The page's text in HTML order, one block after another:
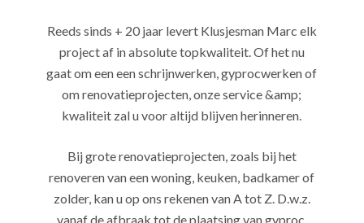
Reeds sinds + 20 jaar levert Klusjesman Marc elk
project af in absolute topkwaliteit. Of het nu
gaat om een een schrijnwerken, gyprocwerken of
om renovatieprojecten, onze service &amp;
kwaliteit zal u voor altijd blijven herinneren.
Bij grote renovatieprojecten, zoals bij het
renoveren van een woning, keuken, badkamer of
zolder, kan u op ons rekenen van A tot Z. D.w.z.
vanaf de afbraak tot de plaatsing van gyproc,